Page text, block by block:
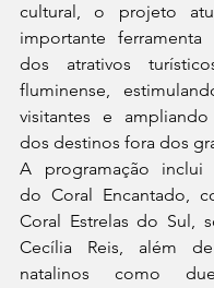
cultural, o projeto
importante
dos atrativos
fluminense,
visitantes e
dos destinos fora dos
A programação inclui
do Coral Encantado,
Coral Estrelas do Sul,
Cecília Reis, além de
natalinos como